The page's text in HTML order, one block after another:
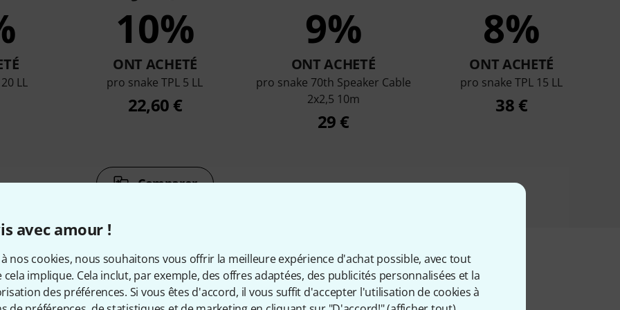
avec amour !
à nos cookies, nous souhaitons vous offrir la meilleure expérience d'achat possible, avec tout
cela implique. Cela inclut, par exemple, des offres adaptées, des publicités personnalisées et la
des préférences. Si vous êtes d'accord, il vous suffit d'accepter l'utilisation de cookies à
LL
10%
ONT ACHETÉ
pro snake TPL 5 LL
22,60 €
9%
ONT ACHETÉ
pro snake 70th Speaker Cable
2x2,5 10m
29 €
8%
ONT ACHETÉ
pro snake TPL 15 LL
38 €
Comparer